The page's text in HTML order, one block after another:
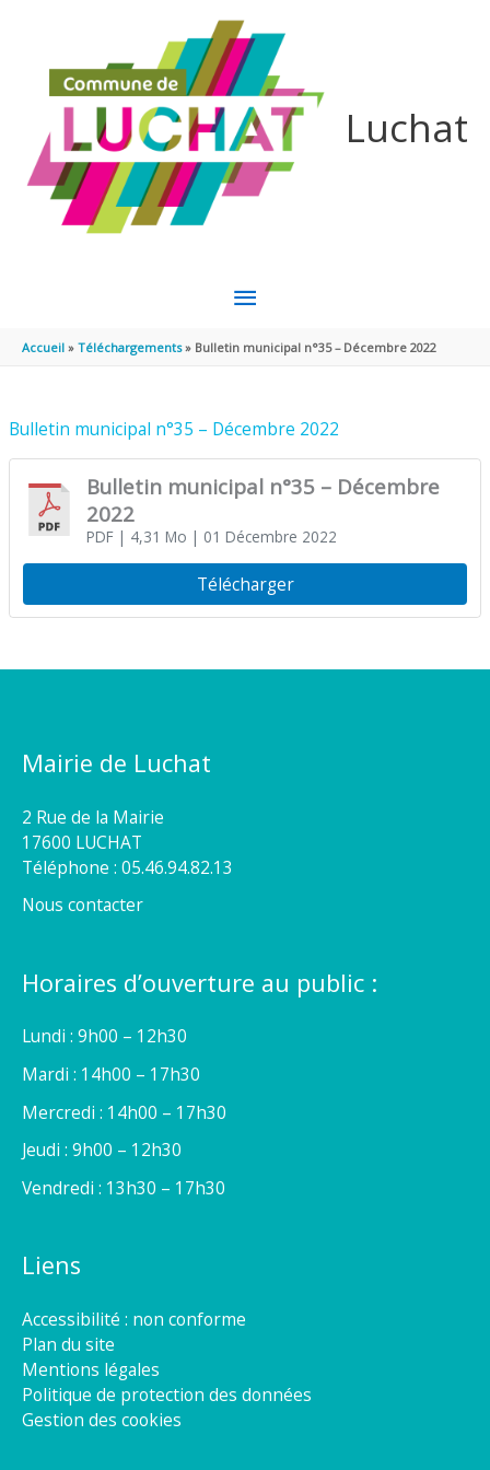
Luchat
MENU
PRINCIPAL
Accueil Téléchargements Bulletin municipal n°35 – Décembre 2022
Bulletin municipal n°35 – Décembre 2022
Bulletin municipal n°35 – Décembre
2022
PDF| 4,31 Mo | 01 Décembre 2022
Télécharger
Mairie de Luchat
2 Rue de la Mairie
17600 LUCHAT
Téléphone : 05.46.94.82.13
Nous contacter
Horaires d’ouverture au public :
Lundi : 9h00 – 12h30
Mardi : 14h00 – 17h30
Mercredi : 14h00 – 17h30
Jeudi : 9h00 – 12h30
Vendredi : 13h30 – 17h30
Liens
Accessibilité : non conforme
Plan du site
Mentions légales
Politique de protection des données
Gestion des cookies